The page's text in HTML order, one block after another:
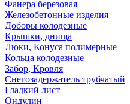
Фанера березовая
Железобетонные изделия
Доборы колодезные
Крышки, днища
Люки, Конуса полимерные
Кольца колодезные
Забор, Кровля
Снегозадержатель трубчатый
Гладкий лист
Ондулин